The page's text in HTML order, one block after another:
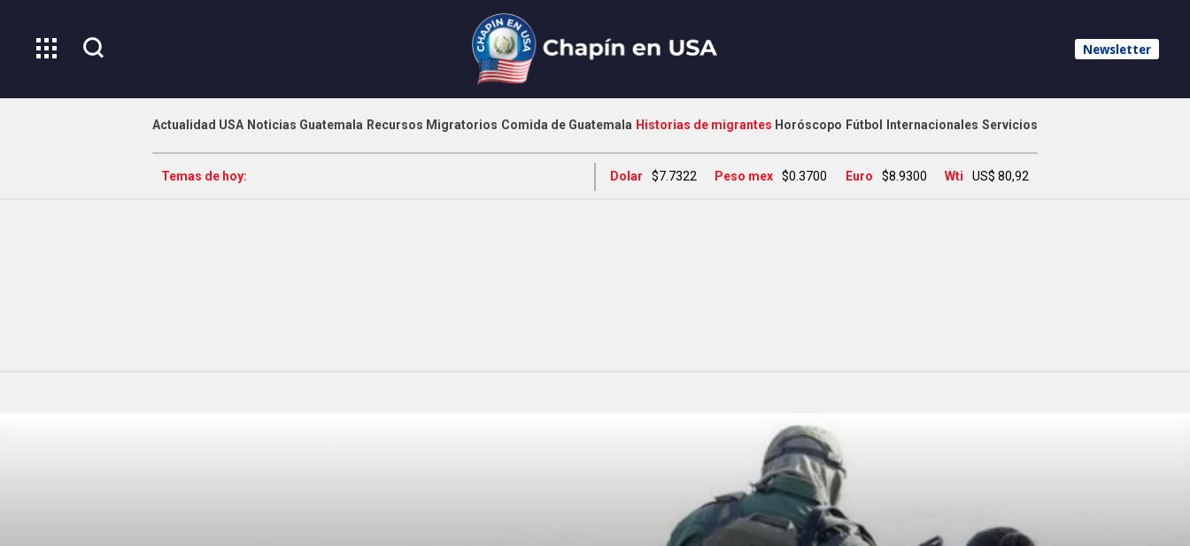
Newsletter
Actualidad USA Noticias Guatemala Recursos Migratorios Comida de Guatemala Historias de migrantes Horóscopo Fútbol Internacionales Servicios
Temas de hoy: Dolar $7.7322 Peso mex $0.3700 Euro $8.9300 Wti US$ 80,92